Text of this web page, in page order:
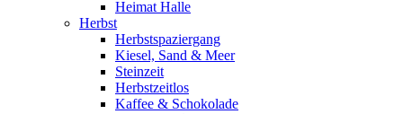
Heimat Halle
Herbst
Herbstspaziergang
Kiesel, Sand & Meer
Steinzeit
Herbstzeitlos
Kaffee & Schokolade